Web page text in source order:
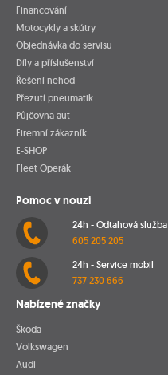
Financování
Motocykly a skútry
Objednávka do servisu
Díly a příslušenství
Řešení nehod
Přezutí pneumatik
Půjčovna aut
Firemní zákazník
E-SHOP
Fleet Operák
Pomoc v nouzi
24h - Odtahová služba
605 205 205
24h - Service mobil
737 230 666
Nabízené značky
Škoda
Volkswagen
Audi